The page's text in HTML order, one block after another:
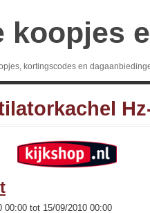
koopjes
kortingscodes en
00:00 tot 15/09/2010 00:00